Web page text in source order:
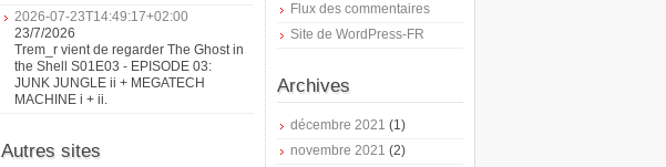
2026-07-23T14:49:17+02:00
23/7/2026
Trem_r vient de regarder The Ghost in
the Shell S01E03 - EPISODE 03:
JUNK JUNGLE ii + MEGATECH
MACHINE i + ii.
Autres sites
Flux des commentaires
Site de WordPress-FR
Archives
décembre 2021 (1)
novembre 2021 (2)